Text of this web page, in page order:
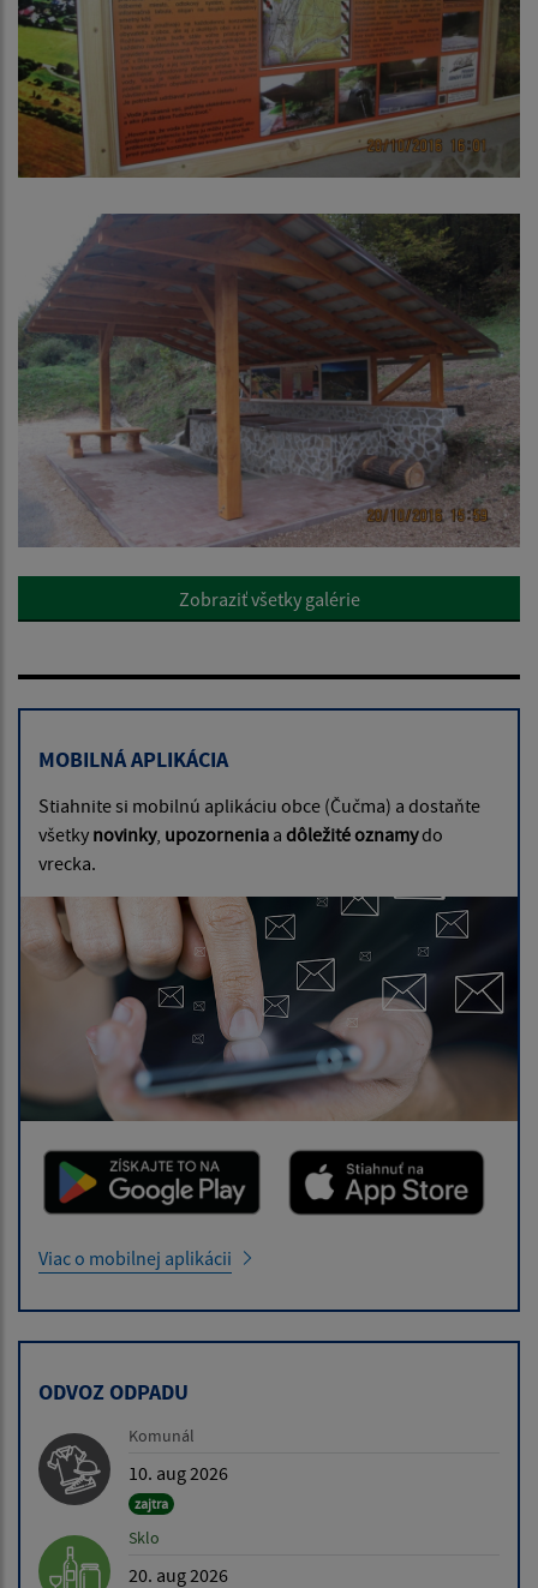
Zobraziť všetky galérie
MOBILNÁ APLIKÁCIA
Stiahnite si mobilnú aplikáciu obce (Čučma) a dostaňte
všetky novinky, upozornenia a dôležité oznamydo
vrecka.
Viac o mobilnej aplikácii
ODVOZ ODPADU
Komunál
10. aug 2026
zajtra
Sklo
20. aug 2026